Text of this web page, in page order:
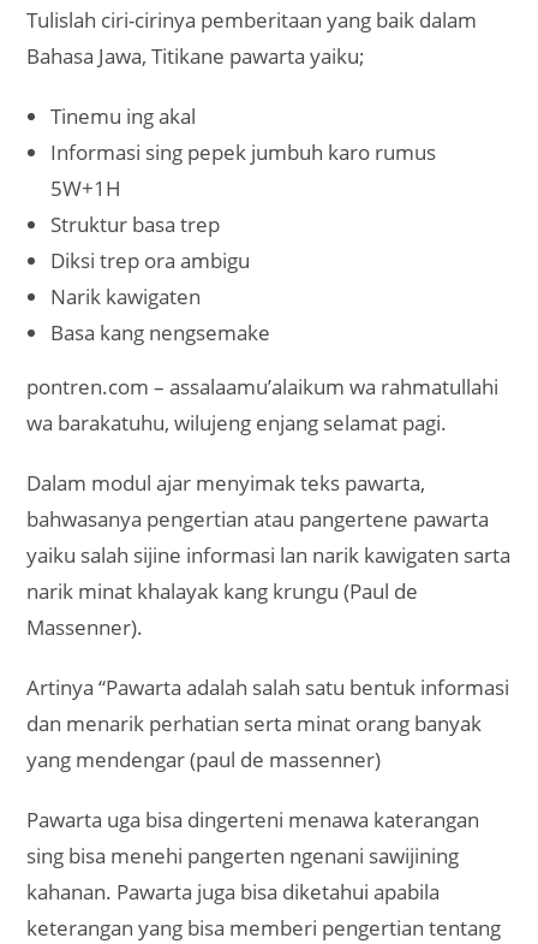
Tulislah ciri-cirinya pemberitaan yang baik dalam
Bahasa Jawa, Titikane pawarta yaiku;
Tinemu ing akal
Informasi sing pepek jumbuh karo rumus
5W+1H
Struktur basa trep
Diksi trep ora ambigu
Narik kawigaten
Basa kang nengsemake
pontren.com – assalaamu’alaikum wa rahmatullahi
wa barakatuhu, wilujeng enjang selamat pagi.
Dalam modul ajar menyimak teks pawarta,
bahwasanya pengertian atau pangertene pawarta
yaiku salah sijine informasi lan narik kawigaten sarta
narik minat khalayak kang krungu (Paul de
Massenner).
Artinya “Pawarta adalah salah satu bentuk informasi
dan menarik perhatian serta minat orang banyak
yang mendengar (paul de massenner)
Pawarta uga bisa dingerteni menawa katerangan
sing bisa menehi pangerten ngenani sawijining
kahanan. Pawarta juga bisa diketahui apabila
keterangan yang bisa memberi pengertian tentang